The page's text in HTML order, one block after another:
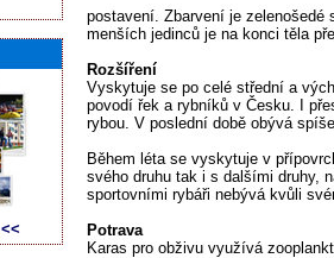
postavení. Zbarvení je
menších jedinců je na konci těla
Rozšíření
Vyskytuje se po celé střední a
povodí řek a rybníků v Česku. I
rybou. V poslední době obývá
Během léta se vyskytuje v
svého druhu tak i s dalšími druhy,
sportovními rybáři nebývá kvůli
Potrava
Karas pro obživu využívá
<<